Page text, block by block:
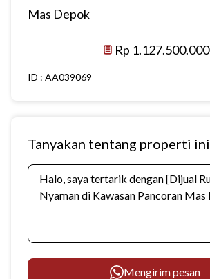
Mas Depok
Rp 1.127.500.000
ID : AA039069
Tanyakan tentang properti ini
Mengirim pesan